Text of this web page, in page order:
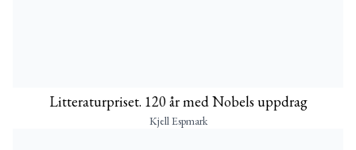
Litteraturpriset. 120 år med Nobels uppdrag
Kjell Espmark